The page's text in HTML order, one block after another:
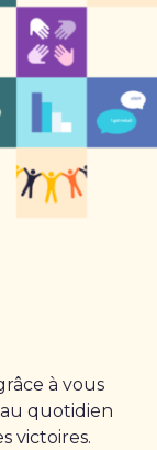
à vous
quotidien
victoires.